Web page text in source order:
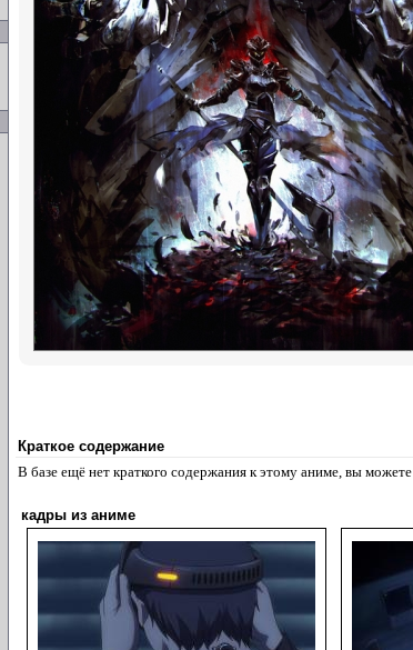
Краткое содержание
В базе ещё нет краткого содержания к этому аниме, вы можете
кадры из аниме